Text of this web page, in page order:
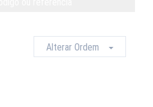
Alterar Ordem